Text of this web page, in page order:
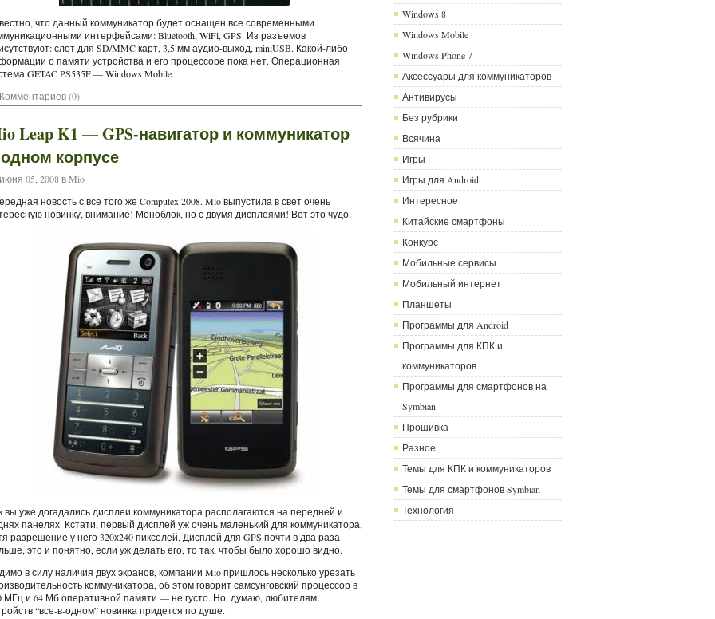
что данный коммуникатор будет оснащен все современными
интерфейсами: Bluetooth, WiFi, GPS. Из разъемов
слот для SD/MMC карт, 3,5 мм аудио-выход, miniUSB. Какой-либо
о памяти устройства и его процессоре пока нет. Операционная
GETAC PS535F — Windows Mobile.
Комментариев (0)
Leap K1 — GPS-навигатор и коммуникатор
корпусе
июня 05, 2008 вMio
новость с все того же Computex 2008. Mio выпустила в свет очень
новинку, внимание! Моноблок, но с двумя дисплеями! Вот это чудо:
вы уже догадались дисплеи коммуникатора располагаются на передней и
панелях. Кстати, первый дисплей уж очень маленький для коммуникатора,
разрешение у него 320х240 пикселей. Дисплей для GPS почти в два раза
это и понятно, если уж делать его, то так, чтобы было хорошо видно.
в силу наличия двух экранов, компании Mio пришлось несколько урезать
коммуникатора, об этом говорит самсунговский процессор в
МГц и 64 Мб оперативной памяти — не густо. Но, думаю, любителям
“все-в-одном” новинка придется по душе.
Windows 8
Windows Mobile
Windows Phone 7
Аксессуары для коммуникаторов
Антивирусы
Без рубрики
Всячина
Игры
Игры для Android
Интересное
Китайские смартфоны
Конкурс
Мобильные сервисы
Мобильный интернет
Планшеты
Программы для Android
Программы для КПК и
коммуникаторов
Программы для смартфонов на
Symbian
Прошивка
Разное
Темы для КПК и коммуникаторов
Темы для смартфонов Symbian
Технология